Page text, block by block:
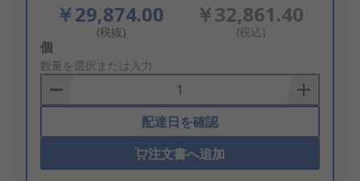
￥29,874.00
(税抜)
￥32,861.40
(税込)
Add
to
Basket
個
数量を選択または入力
配達日を確認
注文書へ追加